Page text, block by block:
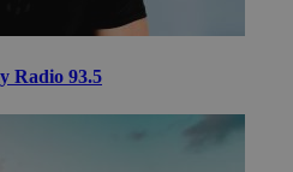
Radio 93.5